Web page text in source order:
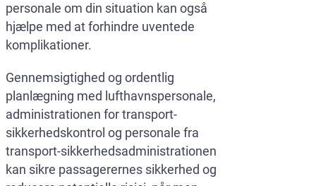
personale om din situation kan også
hjælpe med at forhindre uventede
komplikationer.
Gennemsigtighed og ordentlig
planlægning med lufthavnspersonale,
administrationen for transport-
sikkerhedskontrol og personale fra
transport-sikkerhedsadministrationen
kan sikre passagerernes sikkerhed og